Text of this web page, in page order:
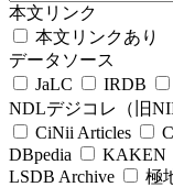
本文リンク
本文リンクあり
データソース
JaLC
IRDB
NDLデジコレ（旧
CiNii Articles
DBpedia
KAKEN
LSDB Archive
極